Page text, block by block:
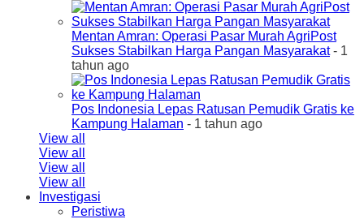
Mentan Amran: Operasi Pasar Murah AgriPost
Sukses Stabilkan Harga Pangan Masyarakat- 1
tahun ago
Pos Indonesia Lepas Ratusan Pemudik Gratis ke
Kampung Halaman - 1 tahun ago
View all
View all
View all
View all
Investigasi
Peristiwa